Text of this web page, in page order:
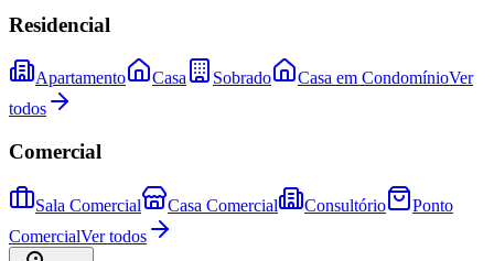
Residencial
Apartamento Casa Sobrado Casa em CondomínioVer
todos
Comercial
Sala Comercial Casa Comercial Consultório
Ponto
ComercialVer todos